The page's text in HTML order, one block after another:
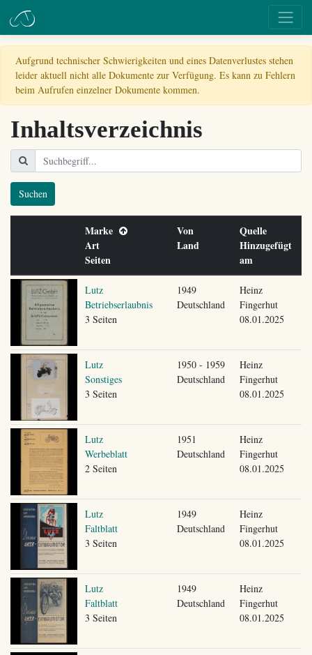
Aufgrund technischer Schwierigkeiten und eines Datenverlustes stehen
leider aktuell nicht alle Dokumente zur Verfügung. Es kann zu Fehlern
beim Aufrufen einzelner Dokumente kommen.
Inhaltsverzeichnis
Suchen
Marke
Art
Seiten
Von
Land
Quelle
Hinzugefügt
am
Lutz
Betriebserlaubnis
3 Seiten
1949
Deutschland
Heinz
Fingerhut
08.01.2025
Lutz
Sonstiges
3 Seiten
1950 - 1959
Deutschland
Heinz
Fingerhut
08.01.2025
Lutz
Werbeblatt
2 Seiten
1951
Deutschland
Heinz
Fingerhut
08.01.2025
Lutz
Faltblatt
3 Seiten
1949
Deutschland
Heinz
Fingerhut
08.01.2025
Lutz
Faltblatt
3 Seiten
1949
Deutschland
Heinz
Fingerhut
08.01.2025